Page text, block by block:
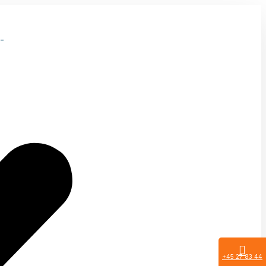
+45 27 83 44